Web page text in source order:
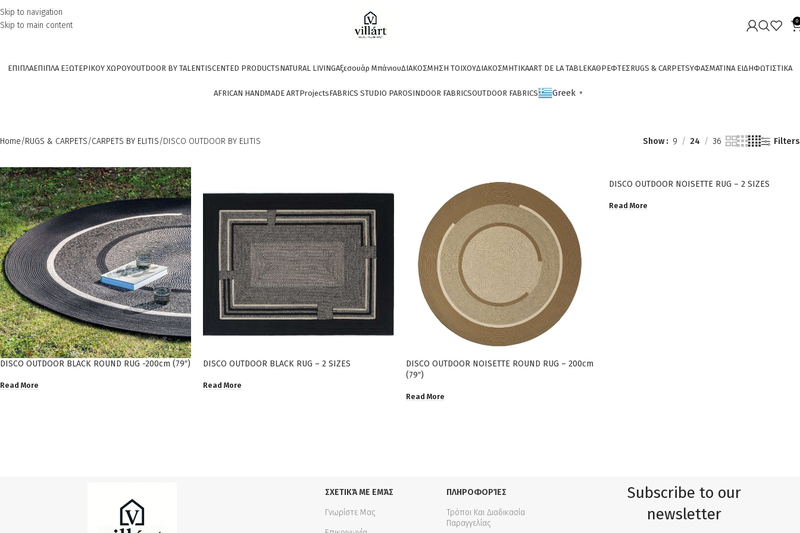
Skip to navigation
Skip to main content
0
ΕΠΙΠΛΑΕΠΙΠΛΑ ΕΞΩΤΕΡΙΚΟΥ ΧΩΡΟΥOUTDOOR BY TALENTISCENTED PRODUCTSNATURAL LIVINGΑξεσουάρ ΜπάνιουΔΙΑΚΟΣΜΗΣΗ ΤΟΙΧΟΥΔΙΑΚΟΣΜΗΤΙΚΑART DE LA TABLEΚΑΘΡΕΦΤΕΣRUGS & CARPETSΥΦΑΣΜΑΤΙΝΑ ΕΙΔΗΦΩΤΙΣΤΙΚΑ
AFRICAN HANDMADE ARTProjectsFABRICS STUDIO PAROSINDOOR FABRICSOUTDOOR FABRICS Greek ▼
Home RUGS & CARPETS CARPETS BY ELITIS DISCO OUTDOOR BY ELITIS Show 9 24 36 Filters
DISCO OUTDOOR BLACK ROUND RUG -200cm (79″)
Read More
DISCO OUTDOOR BLACK RUG – 2 SIZES
Read More
DISCO OUTDOOR NOISETTE ROUND RUG – 200cm
(79″)
Read More
DISCO OUTDOOR NOISETTE RUG – 2 SIZES
Read More
ΣΧΕΤΙΚΆ ΜΕ ΕΜΆΣ
Γνωρίστε Μας
ΠΛΗΡΟΦΟΡΊΕΣ
Τρόποι Και Διαδικασία
Παραγγελίας
Subscribe to our
newsletter